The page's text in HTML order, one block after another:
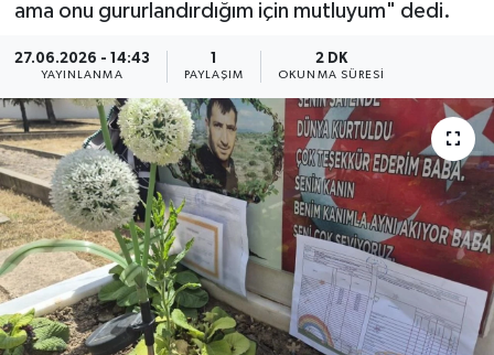
ama onu gururlandırdığım için mutluyum" dedi.
27.06.2026 - 14:43
YAYINLANMA PAYLAŞIM
2 DK
OKUNMA SÜRESI